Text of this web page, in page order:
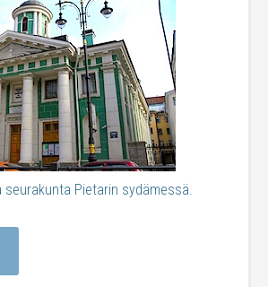
seurakunta Pietarin sydämessä.